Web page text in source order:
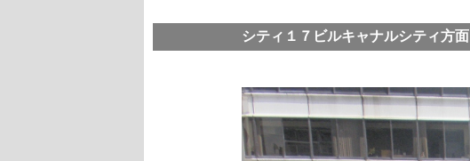
シティ１７ビルキャナルシティ方面